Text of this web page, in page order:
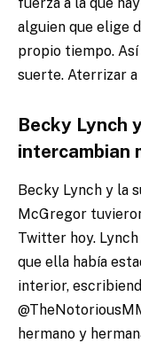
fuerza a la que
alguien que elige
propio tiempo.
suerte. Aterrizar a
Becky Lynch
intercambian
Becky Lynch y la
McGregor
Twitter hoy.
que ella había
interior,
hermano y